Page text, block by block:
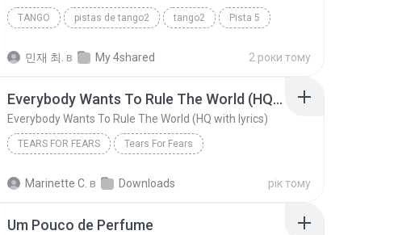
TANGO pistas de tango2 tango2 Pista 5
민재 최. в My 4shared 2 роки тому
Everybody Wants To Rule The World (HQ with lyrics)
Everybody Wants To Rule The World (HQ with lyrics)
TEARS FOR FEARS Tears For Fears
Marinette C. в Downloads рік тому
Um Pouco de Perfume